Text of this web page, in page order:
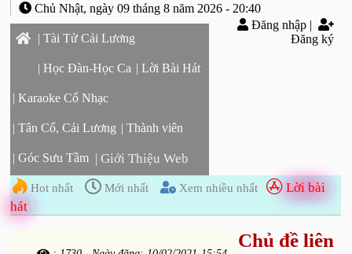
Chủ Nhật, ngày 09 tháng 8 năm 2026 - 20:40
Đăng nhập|
Đăng ký
| Tài Tử Cải Lương
| Học Đàn-Học Ca | Lời Bài Hát
| Karaoke Cổ Nhạc
| Tân Cổ, Cải Lương | Thành viên
| Góc Sưu Tầm | Giới Thiệu Web
Hot nhất Mới nhất Xem nhiều nhất
Lời bài
hát
Chủ đề liên